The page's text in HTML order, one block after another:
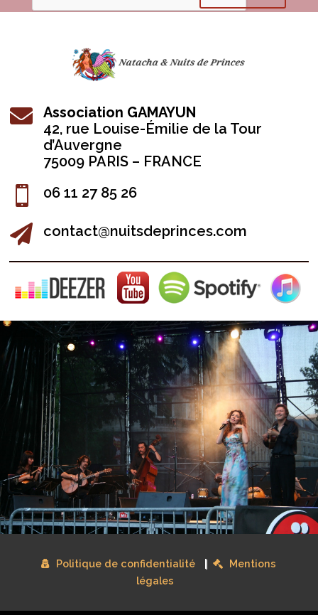

Association GAMAYUN
42, rue Louise-Émilie de la Tour
d’Auvergne
75009 PARIS – FRANCE
 06 11 27 85 26
 contact@nuitsdeprinces.com
Politique de confidentialité |
Mentions
légales